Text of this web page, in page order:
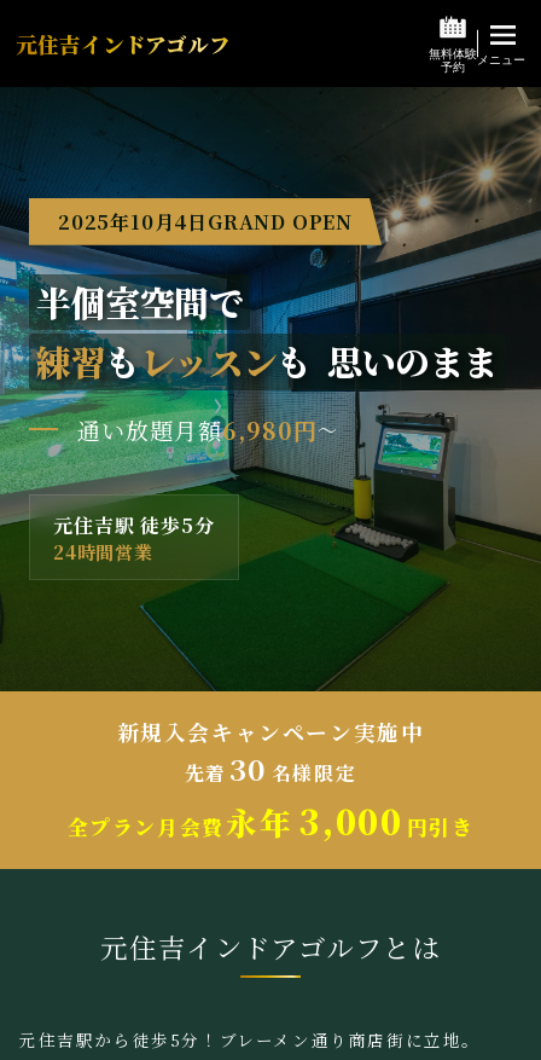
元住吉インドアゴルフ
無料体験
予約
メニュー
2025年10月4日GRAND OPEN
半個室空間で
練習もレッスンも 思いのまま
通い放題月額6,980円〜
元住吉駅 徒歩5分
24時間営業
新規入会キャンペーン実施中
先着 30 名様限定
全プラン月会費 永年 3,000 円引き
元住吉インドアゴルフとは
元住吉駅から徒歩5分！ブレーメン通り商店街に立地。